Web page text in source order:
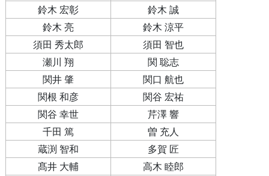
鈴木 宏彰
鈴木 誠
鈴木 亮
鈴木 涼平
須田 秀太郎
須田 智也
瀬川 翔
関 聡志
関井 肇
関口 航也
関根 和彦
関谷 宏祐
関谷 幸世
芹澤 響
千田 篤
曽 充人
蔵渕 智和
多賀 匠
髙井 大輔
高木 睦郎